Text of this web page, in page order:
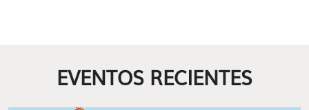
EVENTOS RECIENTES